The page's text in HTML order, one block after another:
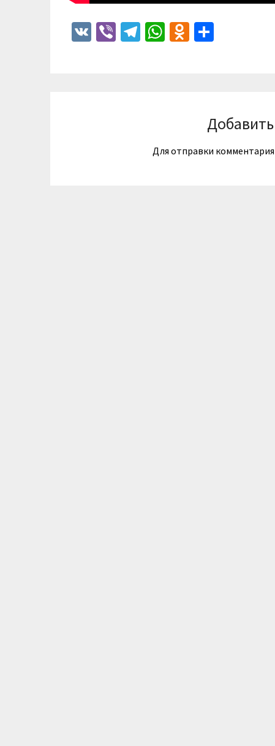
VK ViberTelegram
WhatsApp
Для отправки